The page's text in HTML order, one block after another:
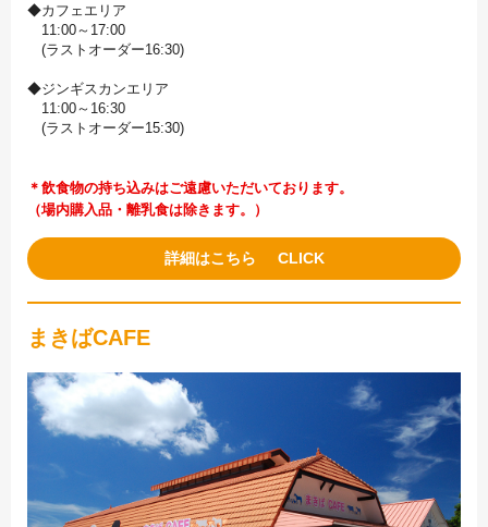
◆カフェエリア
11:00～17:00
(ラストオーダー16:30)
◆ジンギスカンエリア
11:00～16:30
(ラストオーダー15:30)
＊飲食物の持ち込みはご遠慮いただいております。
（場内購入品・離乳食は除きます。）
詳細はこちら
まきばCAFE